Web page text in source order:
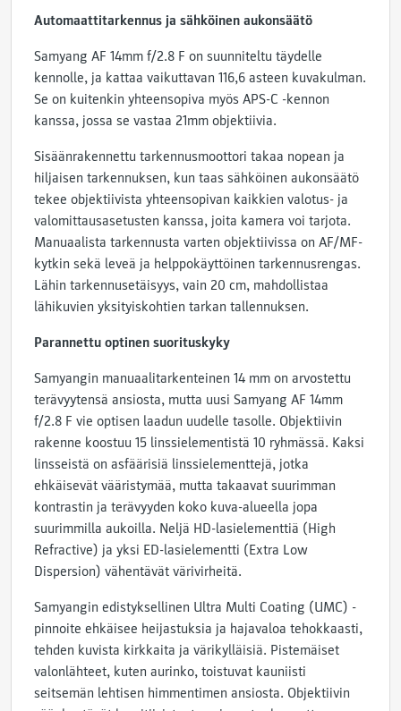
Automaattitarkennus ja sähköinen aukonsäätö
Samyang AF 14mm f/2.8 F on suunniteltu täydelle
kennolle, ja kattaa vaikuttavan 116,6 asteen kuvakulman.
Se on kuitenkin yhteensopiva myös APS-C -kennon
kanssa, jossa se vastaa 21mm objektiivia.
Sisäänrakennettu tarkennusmoottori takaa nopean ja
hiljaisen tarkennuksen, kun taas sähköinen aukonsäätö
tekee objektiivista yhteensopivan kaikkien valotus- ja
valomittausasetusten kanssa, joita kamera voi tarjota.
Manuaalista tarkennusta varten objektiivissa on AF/MF-
kytkin sekä leveä ja helppokäyttöinen tarkennusrengas.
Lähin tarkennusetäisyys, vain 20 cm, mahdollistaa
lähikuvien yksityiskohtien tarkan tallennuksen.
Parannettu optinen suorituskyky
Samyangin manuaalitarkenteinen 14 mm on arvostettu
terävyytensä ansiosta, mutta uusi Samyang AF 14mm
f/2.8 F vie optisen laadun uudelle tasolle. Objektiivin
rakenne koostuu 15 linssielementistä 10 ryhmässä. Kaksi
linsseistä on asfäärisiä linssielementtejä, jotka
ehkäisevät vääristymää, mutta takaavat suurimman
kontrastin ja terävyyden koko kuva-alueella jopa
suurimmilla aukoilla. Neljä HD-lasielementtiä (High
Refractive) ja yksi ED-lasielementti (Extra Low
Dispersion) vähentävät värivirheitä.
Samyangin edistyksellinen Ultra Multi Coating (UMC) -
pinnoite ehkäisee heijastuksia ja hajavaloa tehokkaasti,
tehden kuvista kirkkaita ja värikylläisiä. Pistemäiset
valonlähteet, kuten aurinko, toistuvat kauniisti
seitsemän lehtisen himmentimen ansiosta. Objektiivin